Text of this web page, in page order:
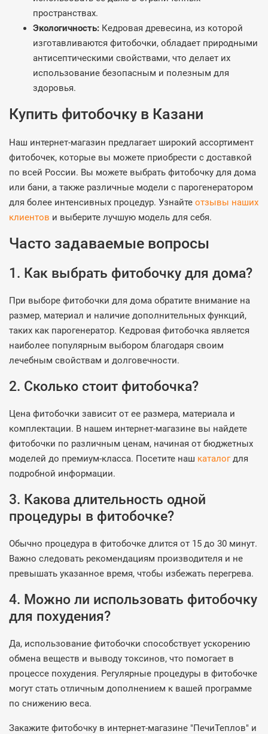
пространствах.
Экологичность: Кедровая древесина, из которой
изготавливаются фитобочки, обладает природными
антисептическими свойствами, что делает их
использование безопасным и полезным для
здоровья.
Купить фитобочку в Казани
Наш интернет-магазин предлагает широкий ассортимент
фитобочек, которые вы можете приобрести с доставкой
по всей России. Вы можете выбрать фитобочку для дома
или бани, а также различные модели с парогенератором
для более интенсивных процедур. Узнайте отзывы наших
клиентов и выберите лучшую модель для себя.
Часто задаваемые вопросы
1. Как выбрать фитобочку для дома?
При выборе фитобочки для дома обратите внимание на
размер, материал и наличие дополнительных функций,
таких как парогенератор. Кедровая фитобочка является
наиболее популярным выбором благодаря своим
лечебным свойствам и долговечности.
2. Сколько стоит фитобочка?
Цена фитобочки зависит от ее размера, материала и
комплектации. В нашем интернет-магазине вы найдете
фитобочки по различным ценам, начиная от бюджетных
моделей до премиум-класса. Посетите наш каталогдля
подробной информации.
3. Какова длительность одной
процедуры в фитобочке?
Обычно процедура в фитобочке длится от 15 до 30 минут.
Важно следовать рекомендациям производителя и не
превышать указанное время, чтобы избежать перегрева.
4. Можно ли использовать фитобочку
для похудения?
Да, использование фитобочки способствует ускорению
обмена веществ и выводу токсинов, что помогает в
процессе похудения. Регулярные процедуры в фитобочке
могут стать отличным дополнением к вашей программе
по снижению веса.
Закажите фитобочку в интернет-магазине "ПечиТеплов" и